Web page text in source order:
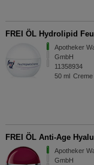
FREI ÖL Hydrolipid
Apotheker
GmbH
11358934
50 ml Creme
FREI ÖL Anti-Age
Apotheker
GmbH